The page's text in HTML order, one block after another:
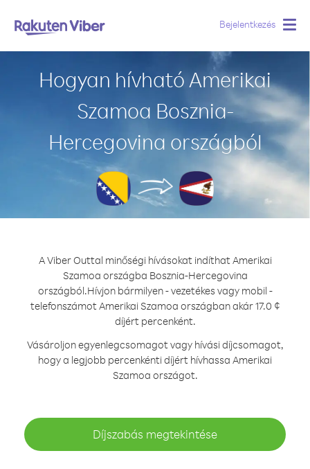
Bejelentkezés
Hogyan hívható Amerikai
Szamoa Bosznia-
Hercegovina országból
A Viber Outtal minőségi hívásokat indíthat Amerikai
Szamoa országba Bosznia-Hercegovina
országból.Hívjon bármilyen - vezetékes vagy mobil -
telefonszámot Amerikai Szamoa országban akár 17.0 ¢
díjért percenként.
Vásároljon egyenlegcsomagot vagy hívási díjcsomagot,
hogy a legjobb percenkénti díjért hívhassa Amerikai
Szamoa országot.
Díjszabás megtekintése